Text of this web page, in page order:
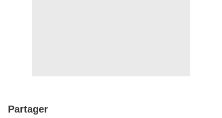
Partager